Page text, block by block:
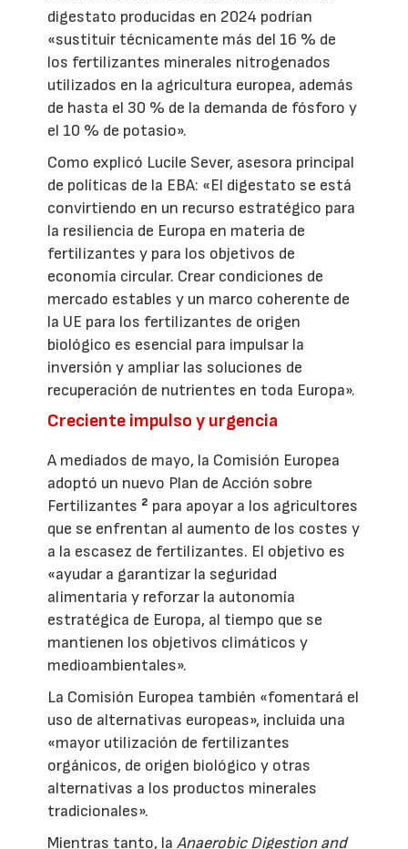
digestato producidas en 2024 podrían
«sustituir técnicamente más del 16 % de
los fertilizantes minerales nitrogenados
utilizados en la agricultura europea, además
de hasta el 30 % de la demanda de fósforo y
el 10 % de potasio».
Como explicó Lucile Sever, asesora principal
de políticas de la EBA: «El digestato se está
convirtiendo en un recurso estratégico para
la resiliencia de Europa en materia de
fertilizantes y para los objetivos de
economía circular. Crear condiciones de
mercado estables y un marco coherente de
la UE para los fertilizantes de origen
biológico es esencial para impulsar la
inversión y ampliar las soluciones de
recuperación de nutrientes en toda Europa».
Creciente impulso y urgencia
A mediados de mayo, la Comisión Europea
adoptó un nuevo Plan de Acción sobre
Fertilizantes ² para apoyar a los agricultores
que se enfrentan al aumento de los costes y
a la escasez de fertilizantes. El objetivo es
«ayudar a garantizar la seguridad
alimentaria y reforzar la autonomía
estratégica de Europa, al tiempo que se
mantienen los objetivos climáticos y
medioambientales».
La Comisión Europea también «fomentará el
uso de alternativas europeas», incluida una
«mayor utilización de fertilizantes
orgánicos, de origen biológico y otras
alternativas a los productos minerales
tradicionales».
Mientras tanto, laAnaerobic Digestion and